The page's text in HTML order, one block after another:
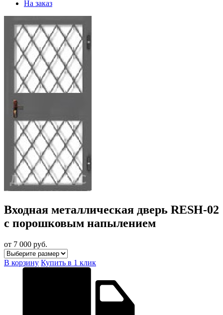
На заказ
Входная металлическая дверь RESH-02
с порошковым напылением
от 7 000 руб.
В корзину Купить в 1 клик